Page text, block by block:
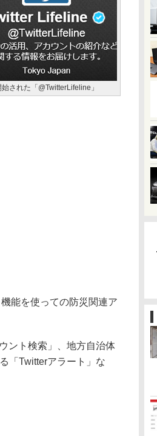
された「@TwitterLifeline」
能を使っての防災関連ア
ント検索」、地方自治体
「Twitterアラート」な